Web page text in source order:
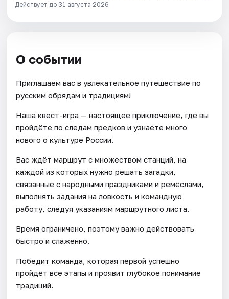
Действует до 31 августа 2026
О событии
Приглашаем вас в увлекательное путешествие по
русским обрядам и традициям!
Наша квест-игра — настоящее приключение, где вы
пройдёте по следам предков и узнаете много
нового о культуре России.
Вас ждёт маршрут с множеством станций, на
каждой из которых нужно решать загадки,
связанные с народными праздниками и ремёслами,
выполнять задания на ловкость и командную
работу, следуя указаниям маршрутного листа.
Время ограничено, поэтому важно действовать
быстро и слаженно.
Победит команда, которая первой успешно
пройдёт все этапы и проявит глубокое понимание
традиций.